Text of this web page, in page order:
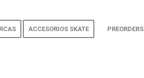
ACCESORIOS SKATE PREORDERS